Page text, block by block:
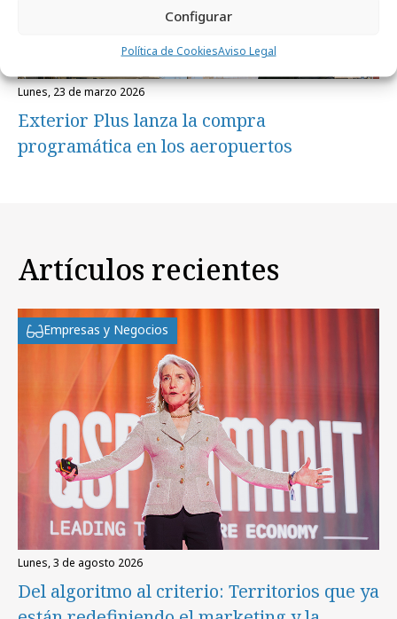
Configurar
Política de CookiesAviso Legal
lunes, 23 de marzo 2026
Exterior Plus lanza la compra
programática en los aeropuertos
Artículos recientes
Empresas y Negocios
lunes, 3 de agosto 2026
Del algoritmo al criterio: Territorios que ya